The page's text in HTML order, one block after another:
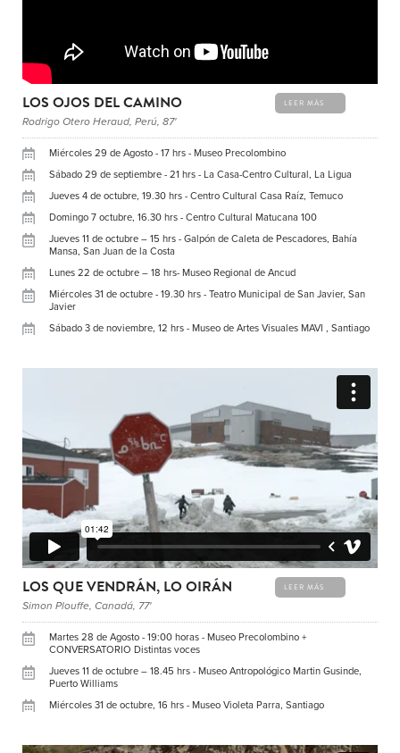
LOS OJOS DEL CAMINO LEER MÁS
Rodrigo Otero Heraud, Perú, 87'
Miércoles 29 de Agosto - 17 hrs - Museo Precolombino
Sábado 29 de septiembre - 21 hrs - La Casa-Centro Cultural, La Ligua
Jueves 4 de octubre, 19.30 hrs - Centro Cultural Casa Raíz, Temuco
Domingo 7 octubre, 16.30 hrs - Centro Cultural Matucana 100
Jueves 11 de octubre – 15 hrs - Galpón de Caleta de Pescadores, Bahía
Mansa, San Juan de la Costa
Lunes 22 de octubre – 18 hrs- Museo Regional de Ancud
Miércoles 31 de octubre - 19.30 hrs - Teatro Municipal de San Javier, San
Javier
Sábado 3 de noviembre, 12 hrs - Museo de Artes Visuales MAVI , Santiago
LOS QUE VENDRÁN, LO OIRÁN LEER MÁS
Simon Plouffe, Canadá, 77'
Martes 28 de Agosto - 19:00 horas - Museo Precolombino +
CONVERSATORIO Distintas voces
Jueves 11 de octubre – 18.45 hrs - Museo Antropológico Martin Gusinde,
Puerto Williams
Miércoles 31 de octubre, 16 hrs - Museo Violeta Parra, Santiago